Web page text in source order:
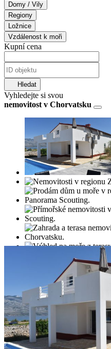
Domy / Vily
Regiony
Ložnice
Vzdálenost k moři
Kupní cena
Hledat
Vyhledejte si svou
nemovitost v Chorvatsku